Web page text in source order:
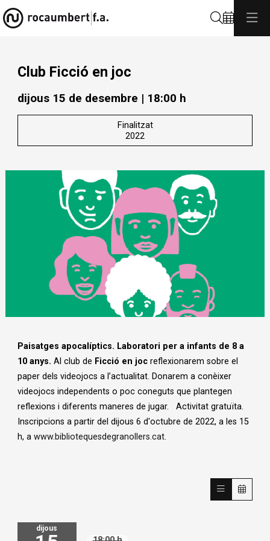
Club Ficció en joc
dijous 15 de desembre | 18:00 h
Finalitzat
2022
Paisatges apocalíptics. Laboratori per a infants de 8 a
10 anys. Al club de Ficció en joc reflexionarem sobre el
paper dels videojocs a l’actualitat. Donarem a conèixer
videojocs independents o poc coneguts que plantegen
reflexions i diferents maneres de jugar. Activitat gratuïta.
Inscripcions a partir del dijous 6 d'octubre de 2022, a les 15
h, a www.bibliotequesdegranollers.cat.
dijous